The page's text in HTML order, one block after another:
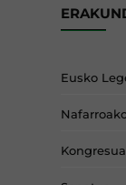
Eusko
Kongresua